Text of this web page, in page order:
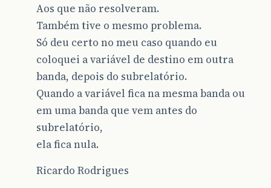
Aos que não resolveram.
Também tive o mesmo problema.
Só deu certo no meu caso quando eu
coloquei a variável de destino em outra
banda, depois do subrelatório.
Quando a variável fica na mesma banda ou
em uma banda que vem antes do
subrelatório,
ela fica nula.
Ricardo Rodrigues